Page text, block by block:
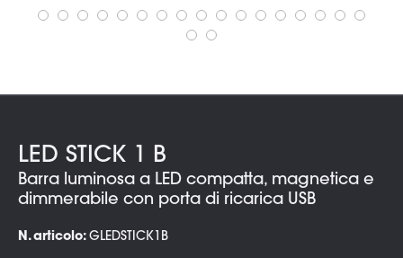
LED STICK 1 B
Barra luminosa a LED compatta, magnetica e
dimmerabile con porta di ricarica USB
N. articolo: GLEDSTICK1B